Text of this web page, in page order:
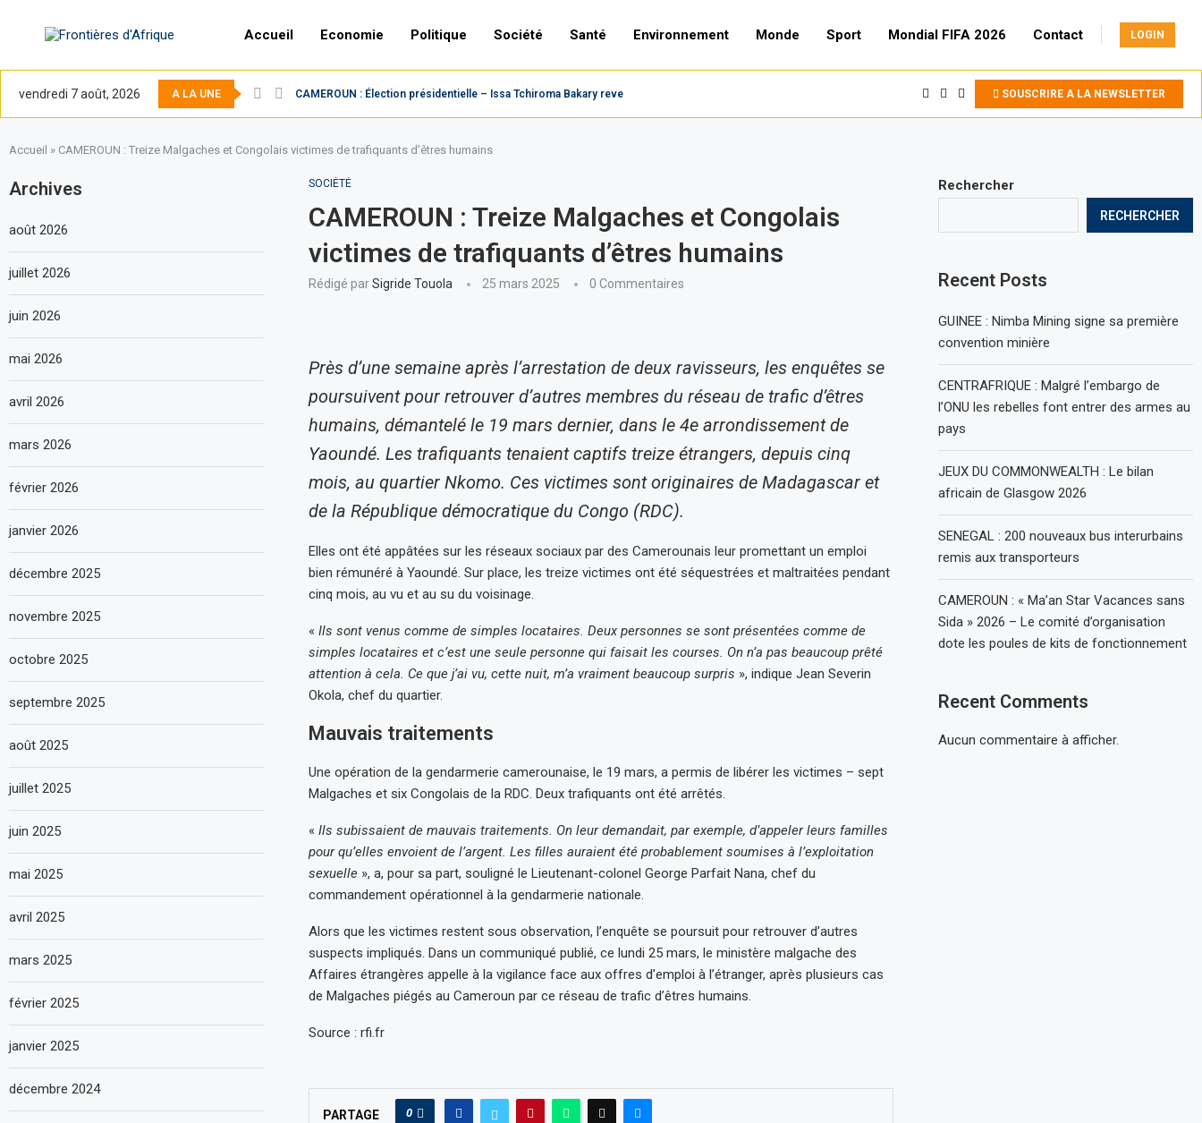
Accueil Economie Politique Société Santé Environnement Monde Sport Mondial FIFA 2026 Contact LOGIN
vendredi 7 août, 2026 A LA UNE CAMEROUN : Élection présidentielle – Issa Tchiroma Bakary revendique la victoire,... SOUSCRIRE A LA NEWSLETTER
Accueil » CAMEROUN : Treize Malgaches et Congolais victimes de trafiquants d’êtres humains
SOCIÉTÉ
CAMEROUN : Treize Malgaches et Congolais
victimes de trafiquants d’êtres humains
Rédigé parSigride Touola 25 mars 2025 0 Commentaires
Près d’une semaine après l’arrestation de deux ravisseurs, les enquêtes se
poursuivent pour retrouver d’autres membres du réseau de trafic d’êtres
humains, démantelé le 19 mars dernier, dans le 4e arrondissement de
Yaoundé. Les trafiquants tenaient captifs treize étrangers, depuis cinq
mois, au quartier Nkomo. Ces victimes sont originaires de Madagascar et
de la République démocratique du Congo (RDC).
Elles ont été appâtées sur les réseaux sociaux par des Camerounais leur promettant un emploi
bien rémunéré à Yaoundé. Sur place, les treize victimes ont été séquestrées et maltraitées pendant
cinq mois, au vu et au su du voisinage.
« Ils sont venus comme de simples locataires. Deux personnes se sont présentées comme de
simples locataires et c’est une seule personne qui faisait les courses. On n’a pas beaucoup prêté
attention à cela. Ce que j’ai vu, cette nuit, m’a vraiment beaucoup surpris », indique Jean Severin
Okola, chef du quartier.
Mauvais traitements
Une opération de la gendarmerie camerounaise, le 19 mars, a permis de libérer les victimes – sept
Malgaches et six Congolais de la RDC. Deux trafiquants ont été arrêtés.
« Ils subissaient de mauvais traitements. On leur demandait, par exemple, d’appeler leurs familles
pour qu’elles envoient de l’argent. Les filles auraient été probablement soumises à l’exploitation
sexuelle», a, pour sa part, souligné le Lieutenant-colonel George Parfait Nana, chef du
commandement opérationnel à la gendarmerie nationale.
Alors que les victimes restent sous observation, l’enquête se poursuit pour retrouver d’autres
suspects impliqués. Dans un communiqué publié, ce lundi 25 mars, le ministère malgache des
Affaires étrangères appelle à la vigilance face aux offres d’emploi à l’étranger, après plusieurs cas
de Malgaches piégés au Cameroun par ce réseau de trafic d’êtres humains.
Source : rfi.fr
PARTAGE 0
Rechercher
RECHERCHER
Recent Posts
GUINEE : Nimba Mining signe sa première
convention minière
CENTRAFRIQUE : Malgré l’embargo de
l’ONU les rebelles font entrer des armes au
pays
JEUX DU COMMONWEALTH : Le bilan
africain de Glasgow 2026
SENEGAL : 200 nouveaux bus interurbains
remis aux transporteurs
CAMEROUN : « Ma’an Star Vacances sans
Sida » 2026 – Le comité d’organisation
dote les poules de kits de fonctionnement
Recent Comments
Aucun commentaire à afficher.
Archives
août 2026
juillet 2026
juin 2026
mai 2026
avril 2026
mars 2026
février 2026
janvier 2026
décembre 2025
novembre 2025
octobre 2025
septembre 2025
août 2025
juillet 2025
juin 2025
mai 2025
avril 2025
mars 2025
février 2025
janvier 2025
décembre 2024